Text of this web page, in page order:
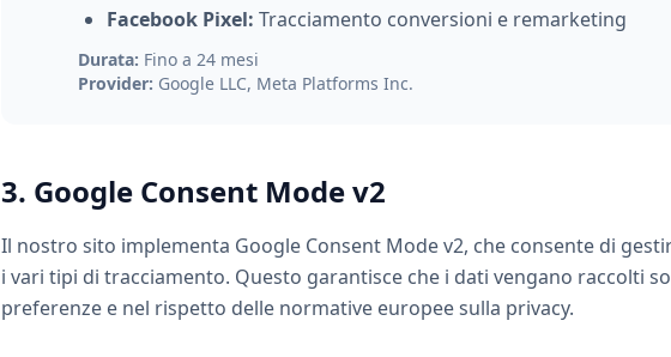
Facebook Pixel: Tracciamento conversioni e remarketing
Durata: Fino a 24 mesi
Provider: Google LLC, Meta Platforms Inc.
3. Google Consent Mode v2
Il nostro sito implementa Google Consent Mode v2, che consente di
i vari tipi di tracciamento. Questo garantisce che i dati vengano raccolti
preferenze e nel rispetto delle normative europee sulla privacy.